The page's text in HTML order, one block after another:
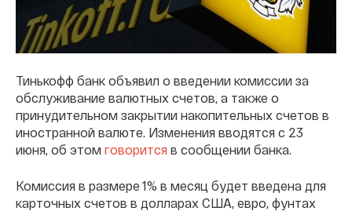
Тинькофф банк объявил о введении комиссии за
обслуживание валютных счетов, а также о
принудительном закрытии накопительных счетов в
иностранной валюте. Изменения вводятся с 23
июня, об этом говорится в сообщении банка.
Комиссия в размере 1% в месяц будет введена для
карточных счетов в долларах США, евро, фунтах